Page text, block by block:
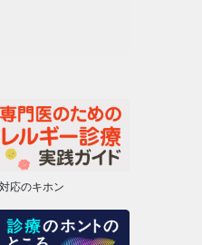
応のキホン